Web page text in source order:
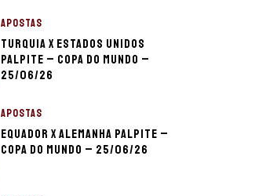
APOSTAS
Turquia x Estados Unidos
palpite – Copa do Mundo –
25/06/26
APOSTAS
Equador x Alemanha palpite –
Copa do Mundo – 25/06/26